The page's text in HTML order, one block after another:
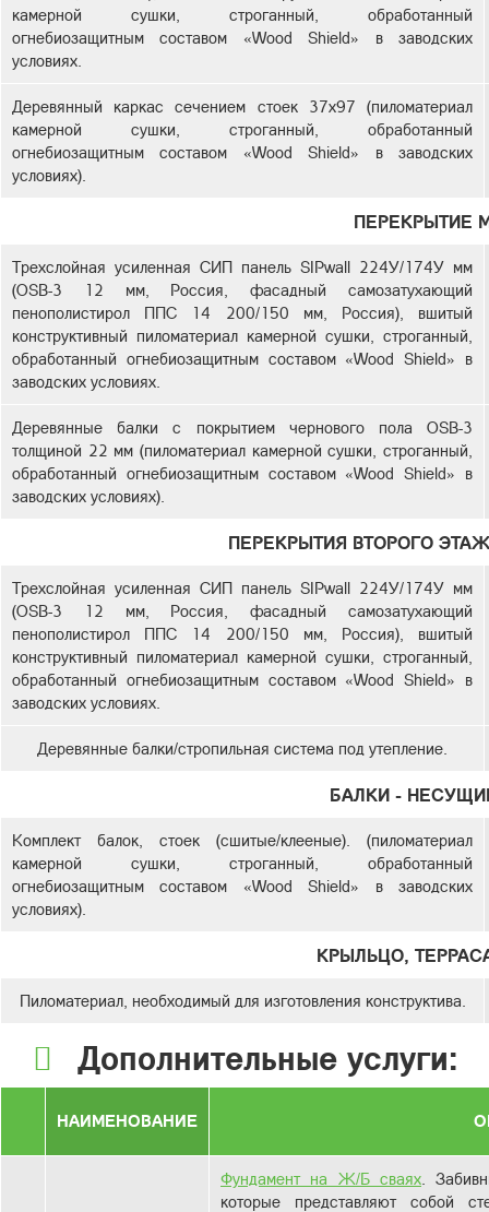
камерной сушки, строганный, обработанный
огнебиозащитным составом «Wood Shield» в заводских
условиях.
Деревянный каркас сечением стоек 37х97 (пиломатериал
камерной сушки, строганный, обработанный
огнебиозащитным составом «Wood Shield» в заводских
условиях).
ПЕРЕКРЫТИЕ
Трехслойная усиленная СИП панель SIPwall 224У/174У мм
(OSB-3 12 мм, Россия, фасадный самозатухающий
пенополистирол ППС 14 200/150 мм, Россия), вшитый
конструктивный пиломатериал камерной сушки, строганный,
обработанный огнебиозащитным составом «Wood Shield» в
заводских условиях.
Деревянные балки с покрытием чернового пола OSB-3
толщиной 22 мм (пиломатериал камерной сушки, строганный,
обработанный огнебиозащитным составом «Wood Shield» в
заводских условиях).
ПЕРЕКРЫТИЯ ВТОРОГО
Трехслойная усиленная СИП панель SIPwall 224У/174У мм
(OSB-3 12 мм, Россия, фасадный самозатухающий
пенополистирол ППС 14 200/150 мм, Россия), вшитый
конструктивный пиломатериал камерной сушки, строганный,
обработанный огнебиозащитным составом «Wood Shield» в
заводских условиях.
Деревянные балки/стропильная система под утепление.
БАЛКИ -
Комплект балок, стоек (сшитые/клееные). (пиломатериал
камерной сушки, строганный, обработанный
огнебиозащитным составом «Wood Shield» в заводских
условиях).
КРЫЛЬЦО,
Пиломатериал, необходимый для изготовления конструктива.
Дополнительные услуги:
НАИМЕНОВАНИЕ
Фундамент на Ж/Б сваях .
которые представляют собой